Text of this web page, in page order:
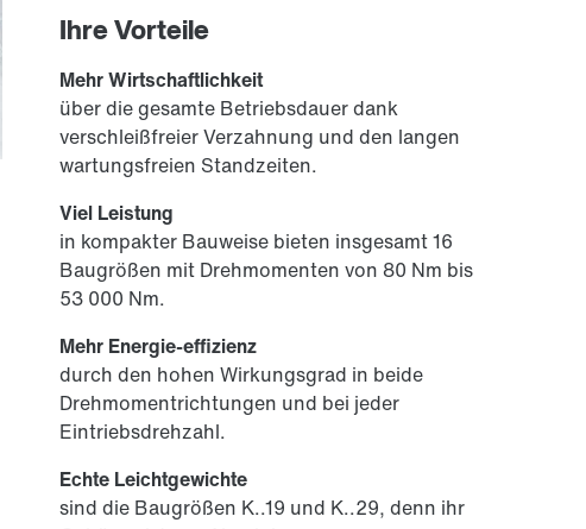
Ihre Vorteile
Mehr Wirtschaftlichkeit
über die gesamte Betriebsdauer dank
verschleißfreier Verzahnung und den langen
wartungsfreien Standzeiten.
Viel Leistung
in kompakter Bauweise bieten insgesamt 16
Baugrößen mit Drehmomenten von 80 Nm bis
53 000 Nm.
Mehr Energie-effizienz
durch den hohen Wirkungsgrad in beide
Drehmomentrichtungen und bei jeder
Eintriebsdrehzahl.
Echte Leichtgewichte
sind die Baugrößen K..19 und K..29, denn ihr